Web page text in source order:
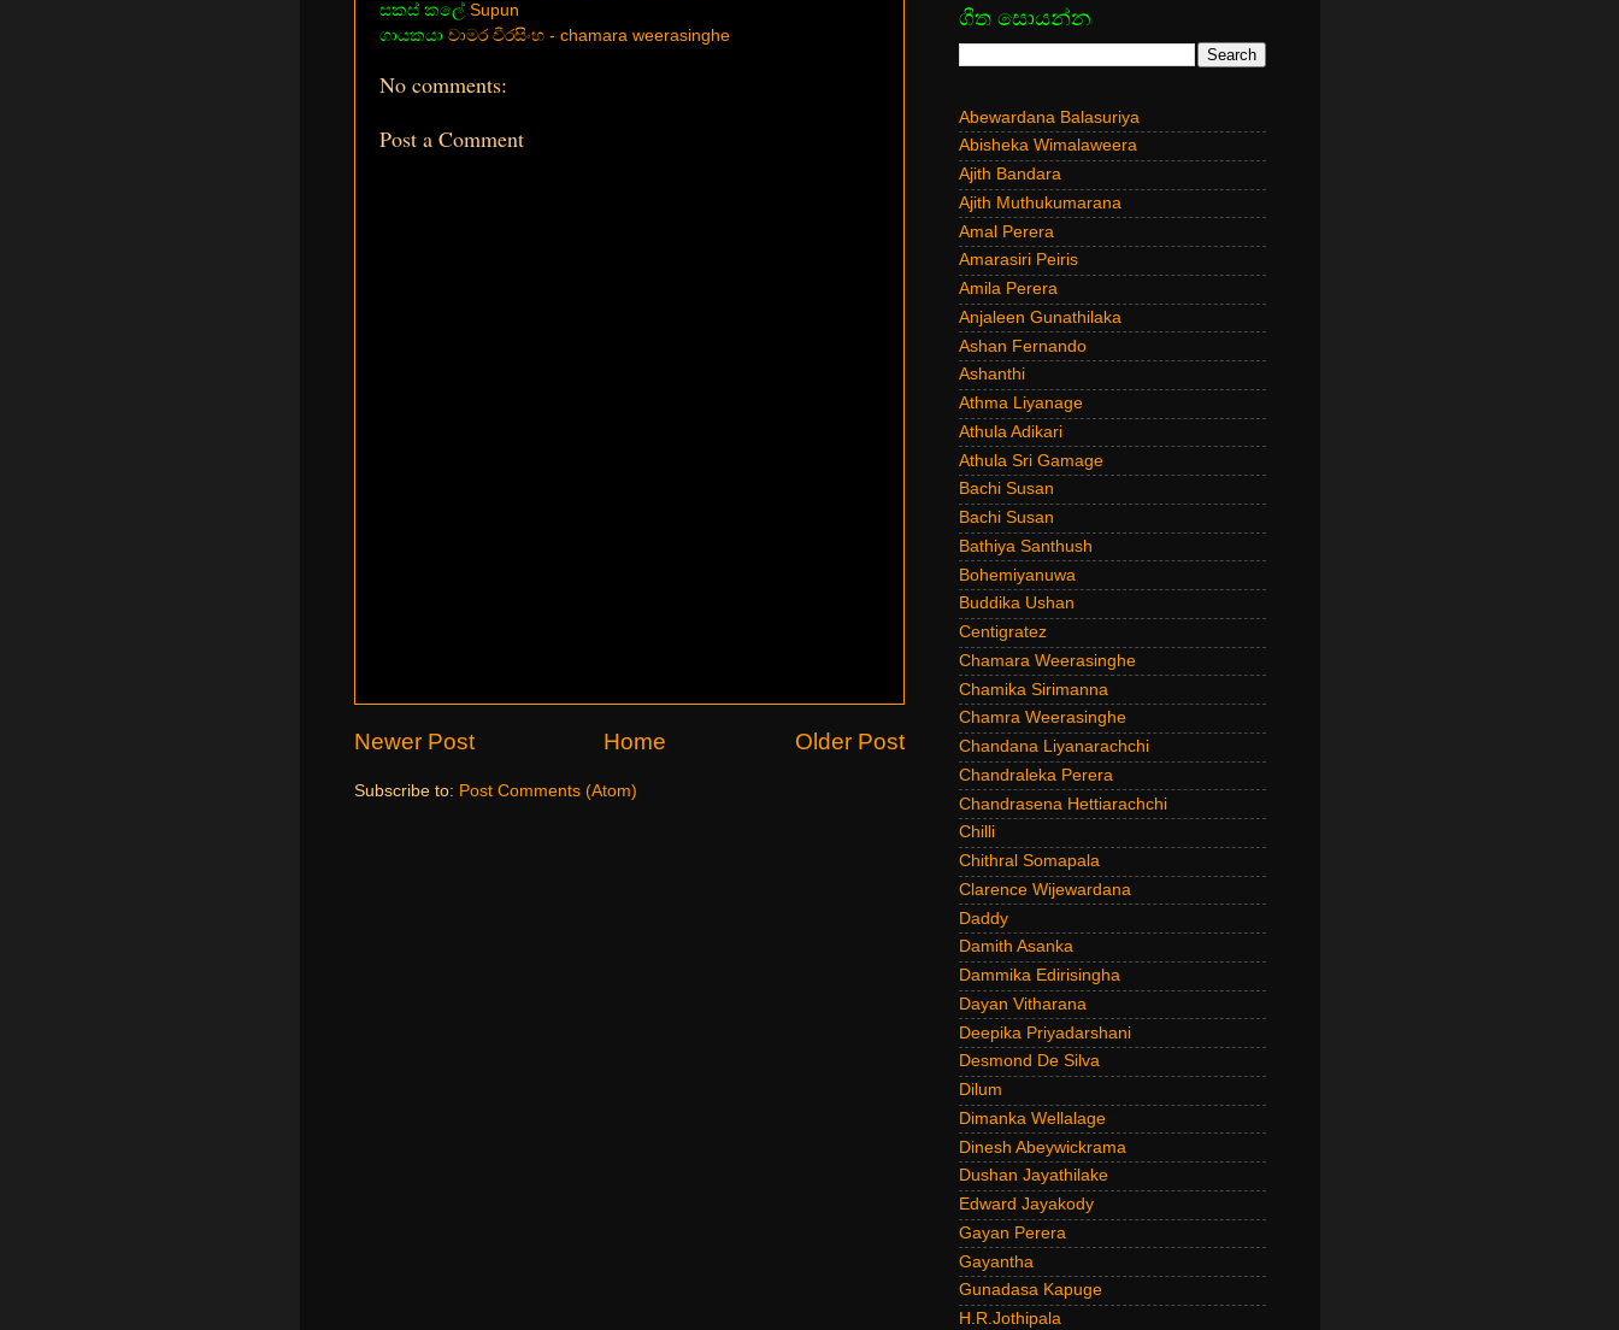
සකස් කලේ Supun
ගායකයා චාමර වීරසිංහ - chamara weerasinghe
No comments:
Post a Comment
Newer Post Older Post
Home
Subscribe to: Post Comments (Atom)
ගීත සොයන්න
Abewardana Balasuriya
Abisheka Wimalaweera
Ajith Bandara
Ajith Muthukumarana
Amal Perera
Amarasiri Peiris
Amila Perera
Anjaleen Gunathilaka
Ashan Fernando
Ashanthi
Athma Liyanage
Athula Adikari
Athula Sri Gamage
Bachi Susan
Bachi Susan
Bathiya Santhush
Bohemiyanuwa
Buddika Ushan
Centigratez
Chamara Weerasinghe
Chamika Sirimanna
Chamra Weerasinghe
Chandana Liyanarachchi
Chandraleka Perera
Chandrasena Hettiarachchi
Chilli
Chithral Somapala
Clarence Wijewardana
Daddy
Damith Asanka
Dammika Edirisingha
Dayan Vitharana
Deepika Priyadarshani
Desmond De Silva
Dilum
Dimanka Wellalage
Dinesh Abeywickrama
Dushan Jayathilake
Edward Jayakody
Gayan Perera
Gayantha
Gunadasa Kapuge
H.R.Jothipala